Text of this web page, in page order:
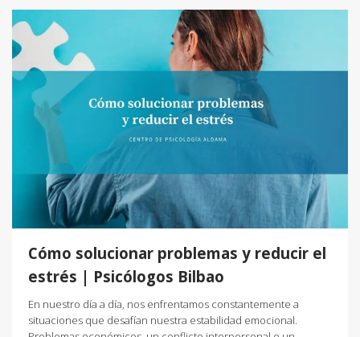
Cómo solucionar problemas y reducir el
estrés | Psicólogos Bilbao
En nuestro día a día, nos enfrentamos constantemente a
situaciones que desafían nuestra estabilidad emocional.